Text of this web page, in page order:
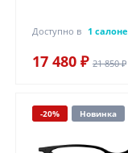
Доступно в 1 салоне
17 480 ₽ 21 850 ₽
-20% Новинка